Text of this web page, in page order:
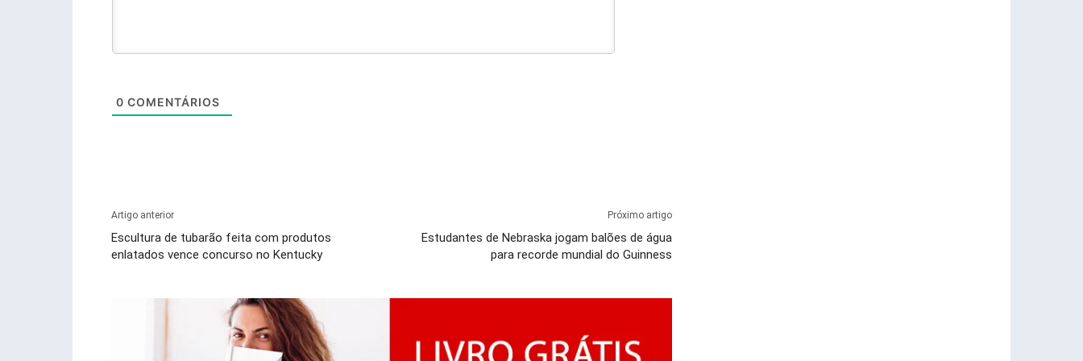
0 COMENTÁRIOS
Artigo anterior
Escultura de tubarão feita com produtos
enlatados vence concurso no Kentucky
Próximo artigo
Estudantes de Nebraska jogam balões de água
para recorde mundial do Guinness